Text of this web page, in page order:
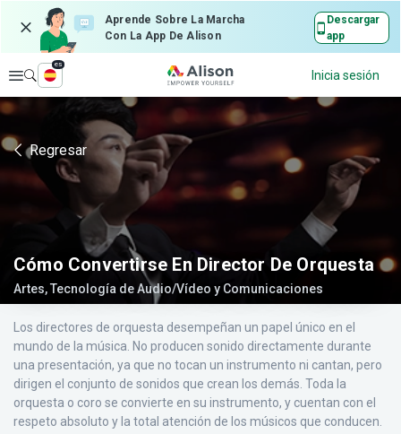
Aprende Sobre La Marcha
Con La App De Alison
Descargar
app
Explorar
es
Inicia sesión
Regresar
Cómo Convertirse En Director De Orquesta
Artes, Tecnología de Audio/Vídeo y Comunicaciones
Los directores de orquesta desempeñan un papel único en el
mundo de la música. No producen sonido directamente durante
una presentación, ya que no tocan un instrumento ni cantan, pero
dirigen el conjunto de sonidos que crean los demás. Toda la
orquesta o coro se convierte en su instrumento, y cuentan con el
respeto absoluto y la total atención de los músicos que conducen.